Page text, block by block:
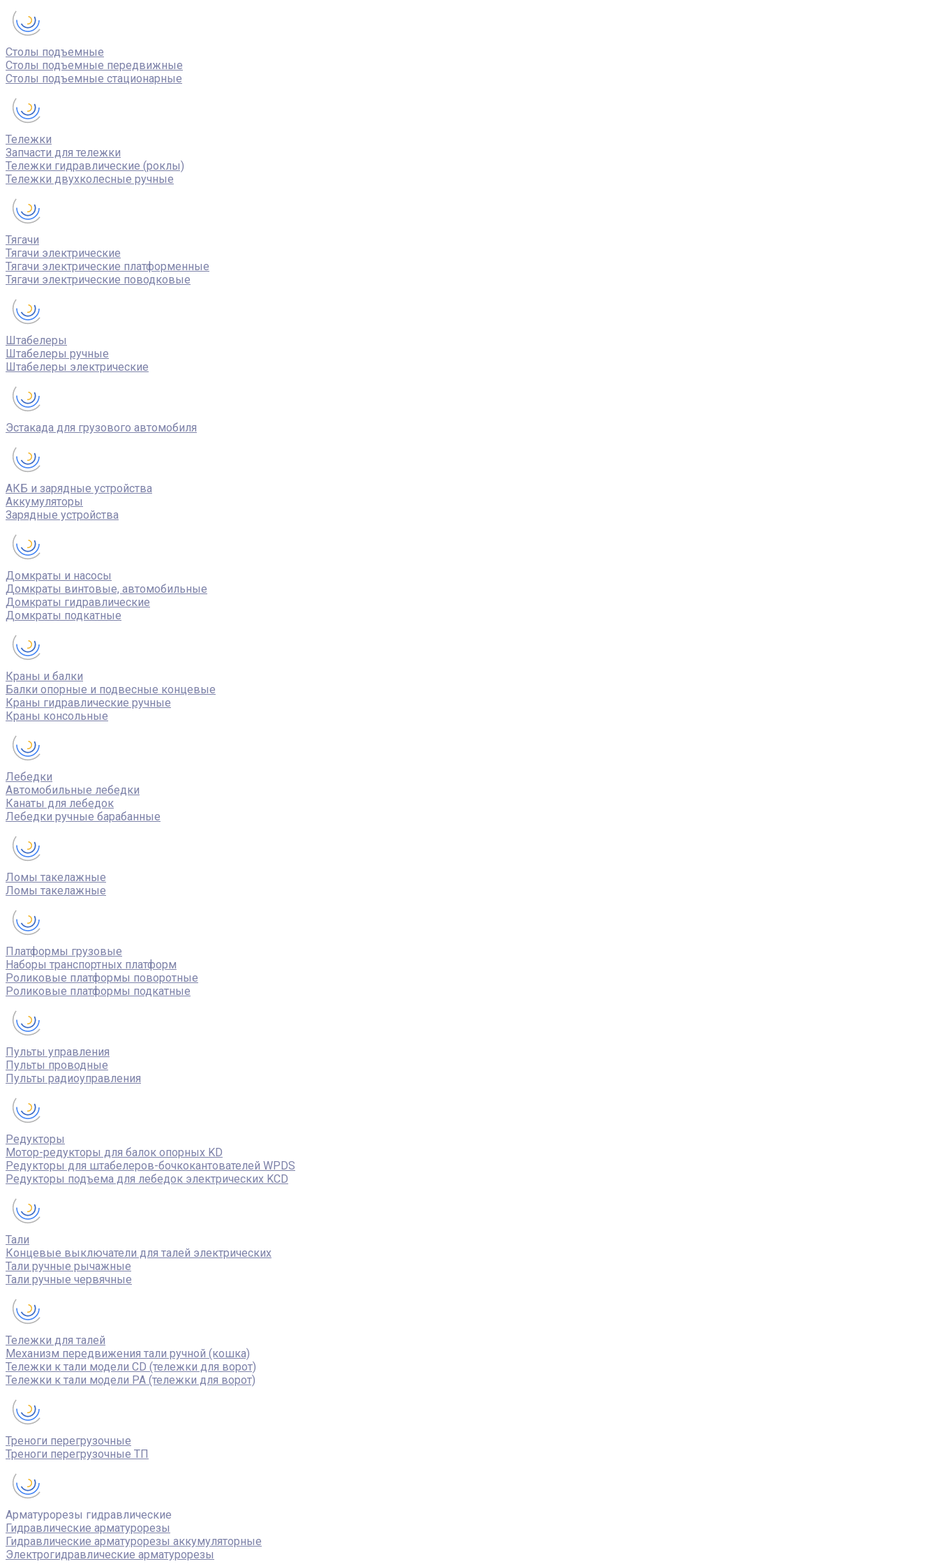
Столы подъемные
Столы подъемные передвижные
Столы подъемные стационарные
Тележки
Запчасти для тележки
Тележки гидравлические (роклы)
Тележки двухколесные ручные
Тягачи
Тягачи электрические
Тягачи электрические платформенные
Тягачи электрические поводковые
Штабелеры
Штабелеры ручные
Штабелеры электрические
Эстакада для грузового автомобиля
АКБ и зарядные устройства
Аккумуляторы
Зарядные устройства
Домкраты и насосы
Домкраты винтовые, автомобильные
Домкраты гидравлические
Домкраты подкатные
Краны и балки
Балки опорные и подвесные концевые
Краны гидравлические ручные
Краны консольные
Лебедки
Автомобильные лебедки
Канаты для лебедок
Лебедки ручные барабанные
Ломы такелажные
Ломы такелажные
Платформы грузовые
Наборы транспортных платформ
Роликовые платформы поворотные
Роликовые платформы подкатные
Пульты управления
Пульты проводные
Пульты радиоуправления
Редукторы
Мотор-редукторы для балок опорных KD
Редукторы для штабелеров-бочкокантователей WPDS
Редукторы подъема для лебедок электрических KCD
Тали
Концевые выключатели для талей электрических
Тали ручные рычажные
Тали ручные червячные
Тележки для талей
Механизм передвижения тали ручной (кошка)
Тележки к тали модели CD (тележки для ворот)
Тележки к тали модели РА (тележки для ворот)
Треноги перегрузочные
Треноги перегрузочные ТП
Арматурорезы гидравлические
Гидравлические арматурорезы
Гидравлические арматурорезы аккумуляторные
Электрогидравлические арматурорезы